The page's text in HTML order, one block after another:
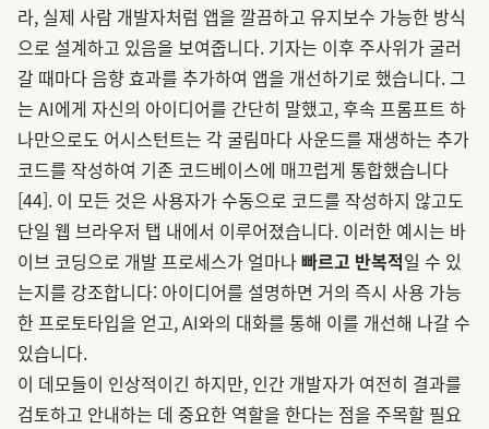
라, 실제 사람 개발자처럼 앱을 깔끔하고 유지보수 가능한 방식
으로 설계하고 있음을 보여줍니다. 기자는 이후 주사위가 굴러
갈 때마다 음향 효과를 추가하여 앱을 개선하기로 했습니다. 그
는 AI에게 자신의 아이디어를 간단히 말했고, 후속 프롬프트 하
나만으로도 어시스턴트는 각 굴림마다 사운드를 재생하는 추가
코드를 작성하여 기존 코드베이스에 매끄럽게 통합했습니다
[44]. 이 모든 것은 사용자가 수동으로 코드를 작성하지 않고도
단일 웹 브라우저 탭 내에서 이루어졌습니다. 이러한 예시는 바
이브 코딩으로 개발 프로세스가 얼마나빠르고 반복적일 수 있
는지를 강조합니다: 아이디어를 설명하면 거의 즉시 사용 가능
한 프로토타입을 얻고, AI와의 대화를 통해 이를 개선해 나갈 수
있습니다.
이 데모들이 인상적이긴 하지만, 인간 개발자가 여전히 결과를
검토하고 안내하는 데 중요한 역할을 한다는 점을 주목할 필요